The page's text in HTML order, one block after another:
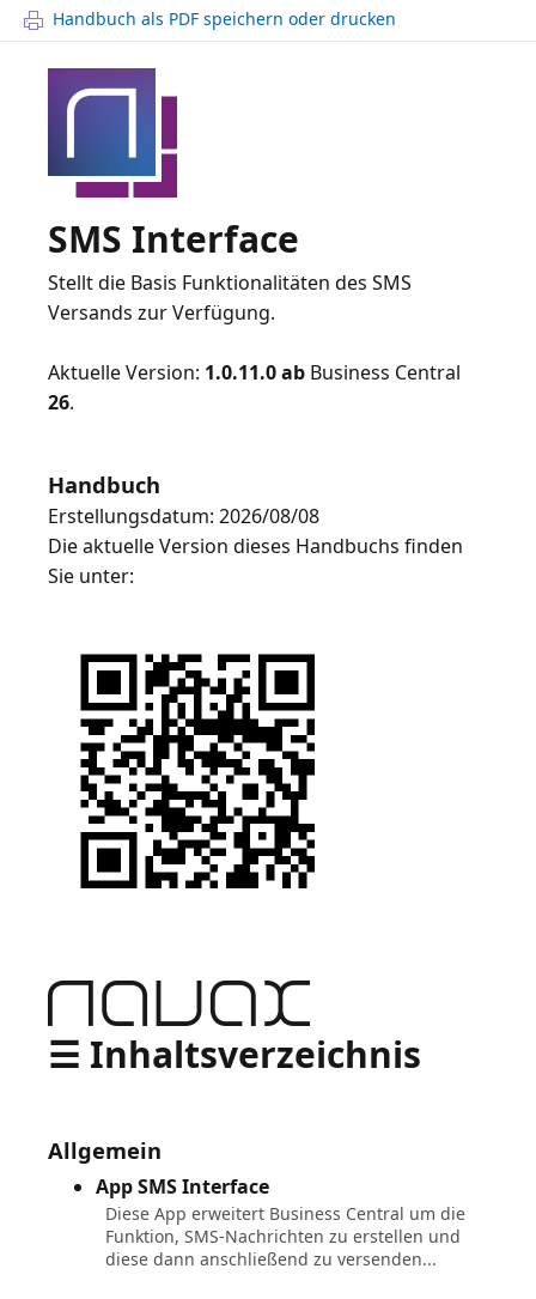
Handbuch als PDF speichern oder drucken
SMS Interface
Stellt die Basis Funktionalitäten des SMS
Versands zur Verfügung.
Aktuelle Version: 1.0.11.0ab Business Central
26.
Handbuch
Erstellungsdatum: 2026/08/08
Die aktuelle Version dieses Handbuchs finden
Sie unter:
☰ Inhaltsverzeichnis
Allgemein
App SMS Interface
Diese App erweitert Business Central um die
Funktion, SMS-Nachrichten zu erstellen und
diese dann anschließend zu versenden...